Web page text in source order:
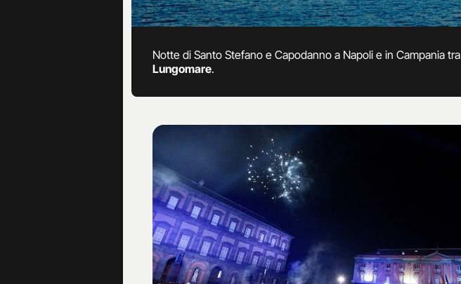
Notte di Santo Stefano e Capodanno a Napoli e in Campania tra
Lungomare.